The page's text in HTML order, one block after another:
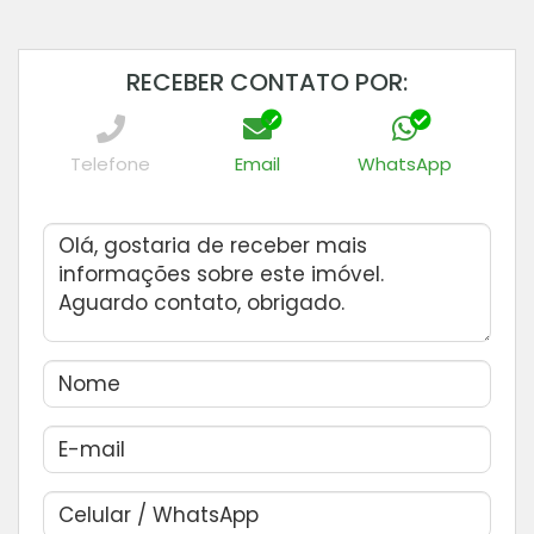
RECEBER CONTATO POR:
Telefone Email WhatsApp